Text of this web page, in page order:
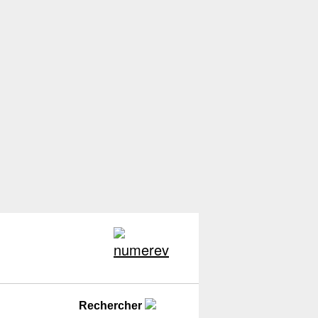
Rechercher